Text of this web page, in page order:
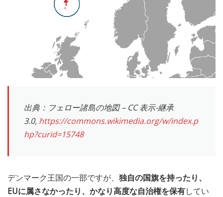
出典：フェロー諸島の地図 – CC 表示-継承
3.0, https://commons.wikimedia.org/w/index.p
hp?curid=15748
デンマーク王国の一部ですが、 独自の国旗を持ったり、
EUに属さなかったり、かなり高度な自治権を保有してい